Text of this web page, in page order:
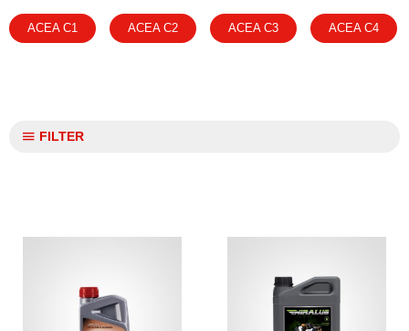
ACEA C1 ACEA C2 ACEA C3 ACEA C4
FILTER